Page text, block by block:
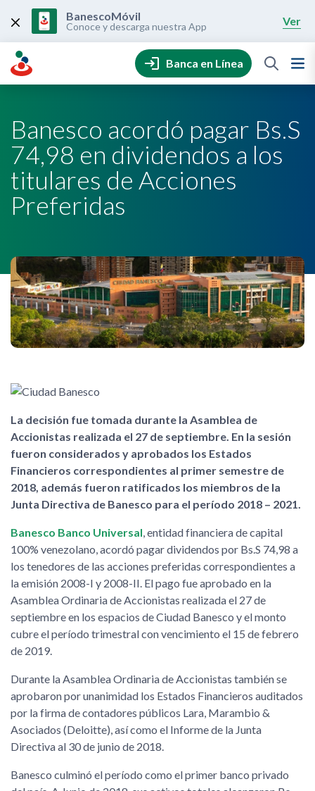
content
BanescoMóvil
Conoce y descarga nuestra App Ver
Banca en Línea
Banesco acordó pagar Bs.S
74,98 en dividendos a los
titulares de Acciones
Preferidas
La decisión fue tomada durante la Asamblea de
Accionistas realizada el 27 de septiembre. En la sesión
fueron considerados y aprobados los Estados
Financieros correspondientes al primer semestre de
2018, además fueron ratificados los miembros de la
Junta Directiva de Banesco para el período 2018 – 2021.
Banesco Banco Universal , entidad financiera de capital
100% venezolano, acordó pagar dividendos por Bs.S 74,98 a
los tenedores de las acciones preferidas correspondientes a
la emisión 2008-I y 2008-II. El pago fue aprobado en la
Asamblea Ordinaria de Accionistas realizada el 27 de
septiembre en los espacios de Ciudad Banesco y el monto
cubre el período trimestral con vencimiento el 15 de febrero
de 2019.
Durante la Asamblea Ordinaria de Accionistas también se
aprobaron por unanimidad los Estados Financieros auditados
por la firma de contadores públicos Lara, Marambio &
Asociados (Deloitte), así como el Informe de la Junta
Directiva al 30 de junio de 2018.
Banesco culminó el período como el primer banco privado